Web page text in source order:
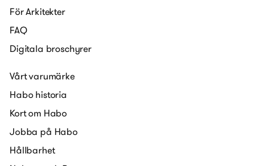
För Arkitekter
FAQ
Digitala broschyrer
Vårt varumärke
Habo historia
Kort om Habo
Jobba på Habo
Hållbarhet